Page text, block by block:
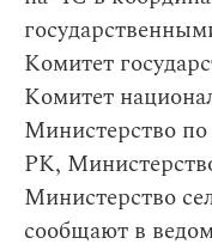
Комитет
Комитет
Министерство
РК,
Министерство
сообщают в